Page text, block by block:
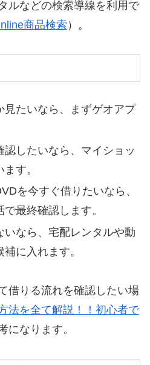
ルなどの検索導線を利用で
商品検索）。
見たいなら、まずゲオアプ
したいなら、マイショッ
す。
を今すぐ借りたいなら、
最終確認します。
いなら、宅配レンタルや動
に入れます。
借りる流れを確認したい場
法を全て解説！！初心者で
になります。